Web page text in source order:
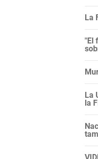
La
"El
La
la